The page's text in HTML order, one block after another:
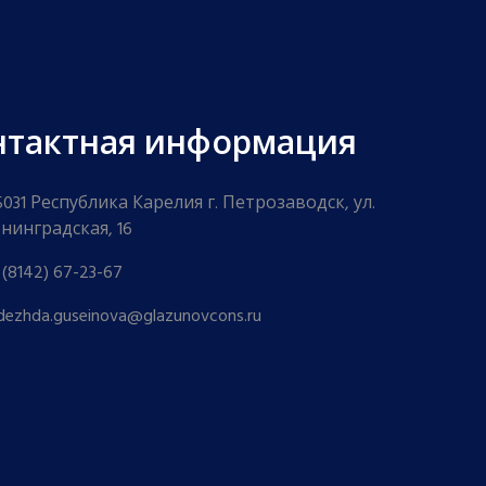
информация
Республика Карелия г. Петрозаводск, ул.
16
67-23-67